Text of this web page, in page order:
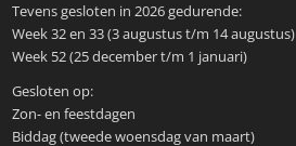
Tevens gesloten in 2026 gedurende:
Week 32 en 33 (3 augustus t/m 14 augustus)
Week 52 (25 december t/m 1 januari)
Gesloten op:
Zon- en feestdagen
Biddag (tweede woensdag van maart)